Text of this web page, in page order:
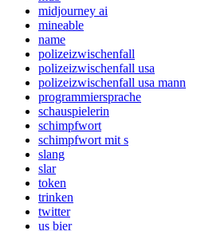
midjourney ai
mineable
name
polizeizwischenfall
polizeizwischenfall usa
polizeizwischenfall usa mann
programmiersprache
schauspielerin
schimpfwort
schimpfwort mit s
slang
slar
token
trinken
twitter
us bier